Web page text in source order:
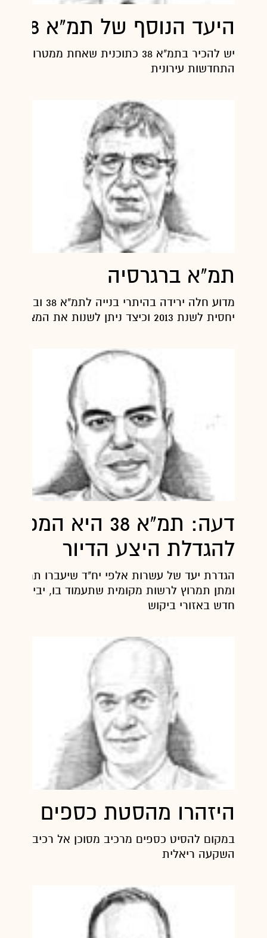
היעד הנוסף של תמ"א 38
יש להכיר בתמ"א 38 כתוכנית שאחת
התחדשות עירונית
תמ"א ברגרסיה
מדוע חלה ירידה בהיתרי
יחסית לשנת 2013 וכיצד ניתן לשנות את המצב
דעה: תמ"א 38 היא
להגדלת היצע הדיור
ומתן תמרוץ לרשות מקומית שתעמוד בו, יביא עמו
חדש באזורי ביקוש
היזהרו מהסטת כספים
במקום להסיט כספים מרכיב מסוכן אל רכיב מסוכן
השקעה ריאלית